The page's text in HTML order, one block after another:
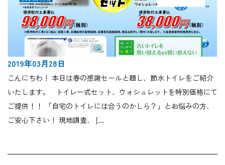
2019年03月28日
こんにちわ！ 本日は春の感謝セールと題し、節水トイレをご紹介
いたします。 トイレ一式セット、ウォシュレットを特別価格にて
ご提供！！ 「自宅のトイレには合うのかしら？」とお悩みの方、
ご安心下さい！ 現地調査、 […